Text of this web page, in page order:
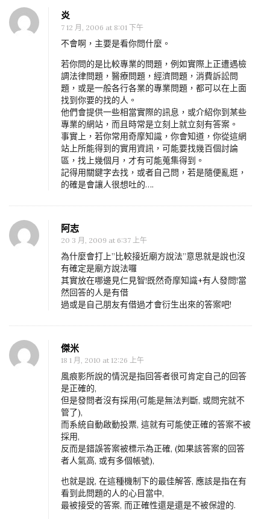
炎
7 12 月, 2006 at 8:01 下午
不會啊，主要是看你問什麼。
若你問的是比較專業的問題，例如實際上正遭遇檢
調法律問題，醫療問題，經濟問題，消費訴訟問
題，或是一般各行各業的專業問題，都可以在上面
找到你要的找的人。
他們會提供一些相當實際的訊息，或介紹你到某些
專業的網站，而且時常是立刻上就立刻有答案。
事實上，若你常用奇摩知識，你會知道，你從這網
站上所能得到的實用資訊，可能要找幾百個討論
區，找上幾個月，才有可能蒐集得到。
記得用關鍵字去找，或者自己問，若是隨便亂逛，
的確是會讓人很想吐的….
阿志
20 3 月, 2009 at 6:37 上午
為什麼會打上”比較接近廟方說法”意思就是說也沒
有確定是廟方說法囉
其實放在哪邊見仁見智!既然奇摩知識+有人發問!當
然回答的人是有借
過或是自己朋友有借過才會衍生出來的答案吧!
傑米
18 1 月, 2010 at 12:26 上午
風痕影所說的情況是指回答者很可肯定自己的回答
是正確的,
但是發問者沒有採用(可能是無法判斷, 或問完就不
管了),
而系統自動啟動投票, 這就有可能使正確的答案不被
採用,
反而是錯誤答案被標示為正確, (如果該答案的回答
者人氣高, 或有多個帳號),
也就是說, 在這種機制下的最佳解答, 應該是指在有
看到此問題的人的心目當中,
最被接受的答案, 而正確性還是還是不被保證的.